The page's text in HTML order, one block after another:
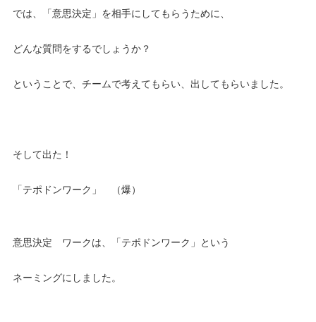
では、「意思決定」を相手にしてもらうために、
どんな質問をするでしょうか？
ということで、チームで考えてもらい、出してもらいました。
そして出た！
「テポドンワーク」 （爆）
意思決定 ワークは、「テポドンワーク」という
ネーミングにしました。